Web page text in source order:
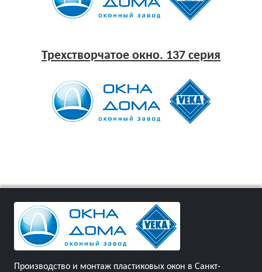
Трехстворчатое окно. 137 серия
Производство и монтаж пластиковых окон в Санкт-